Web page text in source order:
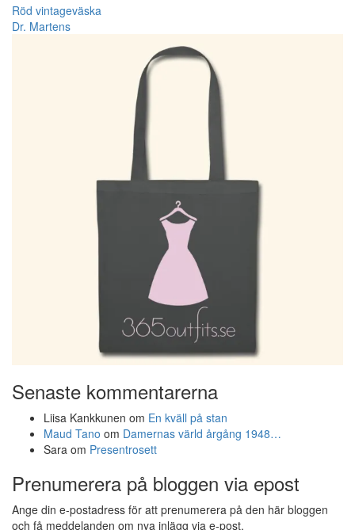
Röd vintageväska
Dr. Martens
Senaste kommentarerna
Liisa Kankkunen om En kväll på stan
Maud Tano om Damernas värld årgång 1948…
Sara om Presentrosett
Prenumerera på bloggen via epost
Ange din e-postadress för att prenumerera på den här bloggen
och få meddelanden om nya inlägg via e-post.